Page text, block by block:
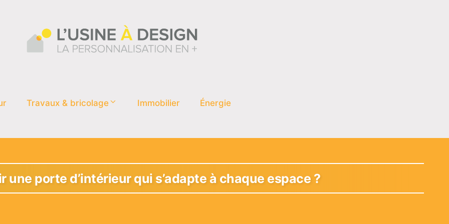
Travaux & bricolage Immobilier Énergie
une porte d’intérieur qui s’adapte à chaque espace ?